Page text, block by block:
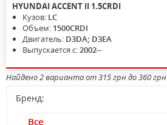
HYUNDAIACCENT II 1.5CRDI
Кузов: LC
Объем: 1500CRDI
Двигатель: D3DA; D3EA
Выпускается с:2002--
Найдено 2 варианта от 315 грн до 360 грн
Бренд:
Все